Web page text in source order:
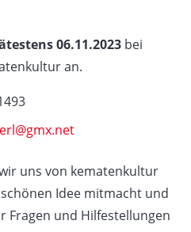
06.11.2023 bei
an.
uns von kematenkultur
Idee mitmacht und
Fragen und Hilfestellungen